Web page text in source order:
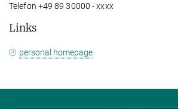
Telefon +49 89 30000 - xxxx
Links
personal homepage